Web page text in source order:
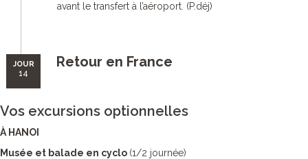
avant le transfert à l’aéroport. (P.déj)
JOUR
14
Retour en France
Vos excursions optionnelles
À HANOI
Musée et balade en cyclo (1/2 journée)